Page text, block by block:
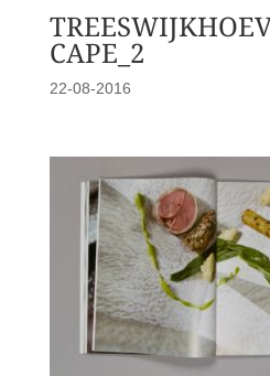
CAPE_2
22-08-2016